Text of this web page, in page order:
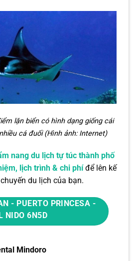
lặn biển có hình dạng giống cái
cá đuối (Hình ảnh: Internet)
nang du lịch tự túc thành phố
lịch trình & chi phí để lên kế
du lịch của bạn.
- PUERTO PRINCESA -
NIDO 6N5D
Mindoro